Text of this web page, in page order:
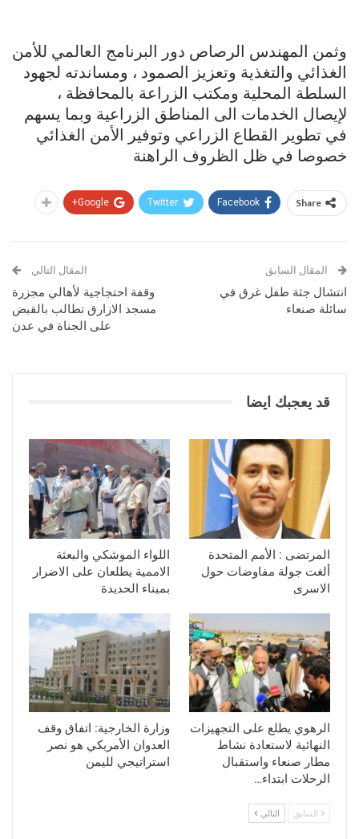
وثمن المهندس الرصاص دور البرنامج العالمي للأمن
الغذائي والتغذية وتعزيز الصمود ، ومساندته لجهود
السلطة المحلية ومكتب الزراعة بالمحافظة ،
لإيصال الخدمات الى المناطق الزراعية وبما يسهم
في تطوير القطاع الزراعي وتوفير الأمن الغذائي
خصوصا في ظل الظروف الراهنة
Share
Facebook
Twitter
Google+
المقال السابق
انتشال جثة طفل غرق في
سائلة صنعاء
المقال التالي
وقفة احتجاجية لأهالي مجزرة
مسجد الازارق تطالب بالقبض
على الجناة في عدن
قد يعجبك ايضا
المرتضى : الأمم المتحدة
ألغت جولة مفاوضات حول
الاسرى
اللواء الموشكي والبعثة
الاممية يطلعان على الاضرار
بميناء الحديدة
الرهوي يطلع على التجهيزات
النهائية لاستعادة نشاط
مطار صنعاء واستقبال
الرحلات ابتداء…
وزارة الخارجية: اتفاق وقف
العدوان الأمريكي هو نصر
استراتيجي لليمن
السابق التالي